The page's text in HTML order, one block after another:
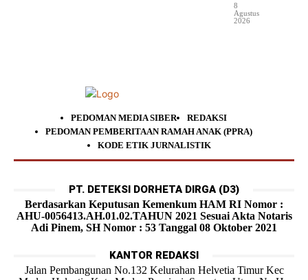
8
Agustus
2026
PEDOMAN MEDIA SIBER
REDAKSI
PEDOMAN PEMBERITAAN RAMAH ANAK (PPRA)
KODE ETIK JURNALISTIK
PT. DETEKSI DORHETA DIRGA (D3)
Berdasarkan Keputusan Kemenkum HAM RI Nomor :
AHU-0056413.AH.01.02.TAHUN 2021 Sesuai Akta Notaris
Adi Pinem, SH Nomor : 53 Tanggal 08 Oktober 2021
KANTOR REDAKSI
Jalan Pembangunan No.132 Kelurahan Helvetia Timur Kec